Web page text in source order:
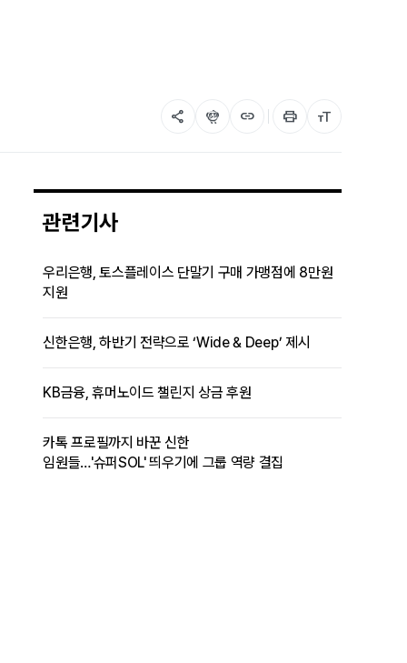
share flutter_dash link print format_size
관련기사
우리은행, 토스플레이스 단말기 구매 가맹점에 8만원
지원
신한은행, 하반기 전략으로 ‘Wide & Deep’ 제시
KB금융, 휴머노이드 챌린지 상금 후원
카톡 프로필까지 바꾼 신한
임원들…'슈퍼SOL' 띄우기에 그룹 역량 결집